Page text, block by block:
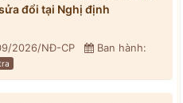
đổi tại Nghị định
2026/NĐ-CP
Ban hành: